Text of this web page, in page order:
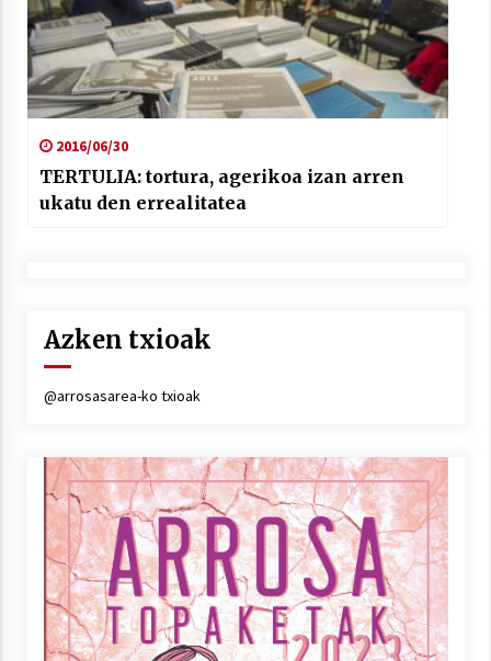
2016/06/30
TERTULIA: tortura, agerikoa izan arren
ukatu den errealitatea
Azken txioak
@arrosasarea-ko txioak